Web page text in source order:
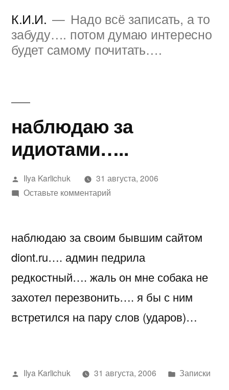
содержимому
К.И.И.
Надо всё записать, а то
забуду…. потом думаю интересно
будет самому почитать….
наблюдаю за
идиотами…..
Написано
автором
Ilya Karlichuk
31 августа, 2006
Оставьте комментарийк
идиотами…..
наблюдаю за своим бывшим сайтом
diont.ru…. админ педрила
редкостный…. жаль он мне собака не
захотел перезвонить…. я бы с ним
встретился на пару слов (ударов)…
Написано
Ilya Karlichuk 31 августа, 2006
Написано
Записки